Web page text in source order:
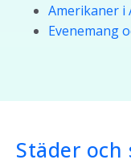
Amerikaner i
Evenemang
Städer och